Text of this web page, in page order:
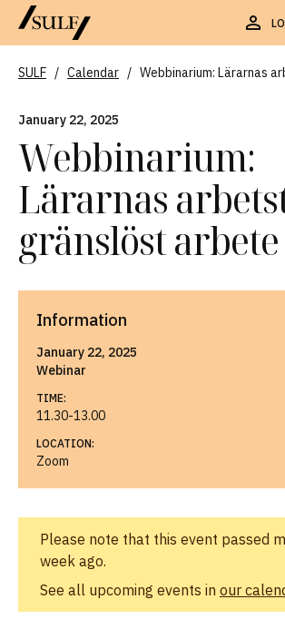
SULF / Calendar / Webbinarium: Lärarnas
January 22, 2025
Webbinarium:
Lärarnas
gränslöst arbete
Please note that this event passed
week ago.
See all upcoming events in our
Information
January 22, 2025
Webinar
TIME:
11.30-13.00
LOCATION:
Zoom